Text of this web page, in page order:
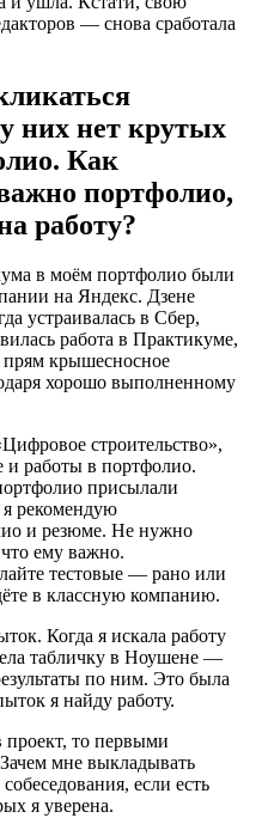
— снова сработала
них нет крутых
Как
портфолио,
работу?
в моём портфолио были
на Яндекс. Дзене
устраивалась в Сбер,
работа в Практикуме,
прям крышесносное
хорошо выполненному
строительство»,
и работы в портфолио.
присылали
рекомендую
и резюме. Не нужно
ему важно.
тестовые — рано или
в классную компанию.
Когда я искала работу
табличку в Ноушене —
по ним. Это была
я найду работу.
проект, то первыми
мне выкладывать
если есть
я уверена.